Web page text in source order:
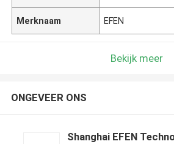
Merknaam EFEN
Bekijk meer
ONGEVEER ONS
Shanghai EFEN